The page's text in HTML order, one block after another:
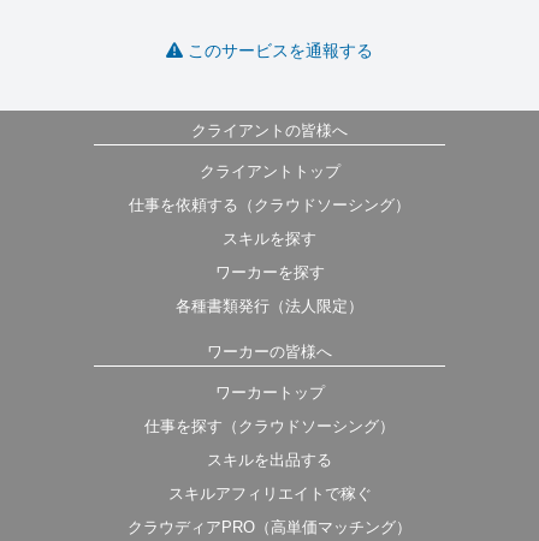
このサービスを通報する
クライアントの皆様へ
クライアントトップ
仕事を依頼する（クラウドソーシング）
スキルを探す
ワーカーを探す
各種書類発行（法人限定）
ワーカーの皆様へ
ワーカートップ
仕事を探す（クラウドソーシング）
スキルを出品する
スキルアフィリエイトで稼ぐ
クラウディアPRO（高単価マッチング）